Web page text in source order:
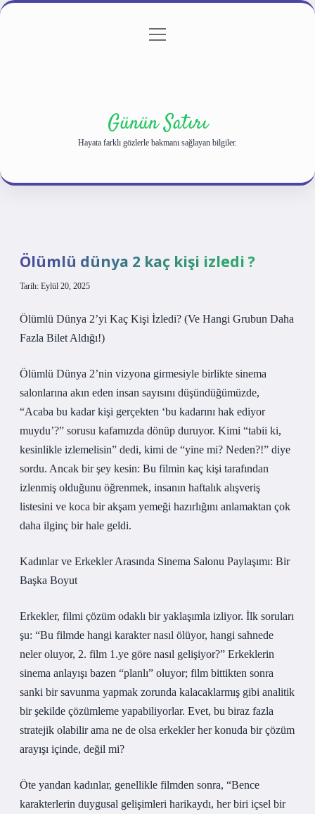
Gizlilik Politikası
menüyü
Günün Satırı
Hayata farklı gözlerle bakmanı sağlayan bilgiler.
Ölümlü dünya 2 kaç kişi izledi ?
Tarih: Eylül 20, 2025
Ölümlü Dünya 2’yi Kaç Kişi İzledi? (Ve Hangi Grubun Daha
Fazla Bilet Aldığı!)
Ölümlü Dünya 2’nin vizyona girmesiyle birlikte sinema
salonlarına akın eden insan sayısını düşündüğümüzde,
“Acaba bu kadar kişi gerçekten ‘bu kadarını hak ediyor
muydu’?” sorusu kafamızda dönüp duruyor. Kimi “tabii ki,
kesinlikle izlemelisin” dedi, kimi de “yine mi? Neden?!” diye
sordu. Ancak bir şey kesin: Bu filmin kaç kişi tarafından
izlenmiş olduğunu öğrenmek, insanın haftalık alışveriş
listesini ve koca bir akşam yemeği hazırlığını anlamaktan çok
daha ilginç bir hale geldi.
Kadınlar ve Erkekler Arasında Sinema Salonu Paylaşımı: Bir
Başka Boyut
Erkekler, filmi çözüm odaklı bir yaklaşımla izliyor. İlk soruları
şu: “Bu filmde hangi karakter nasıl ölüyor, hangi sahnede
neler oluyor, 2. film 1.ye göre nasıl gelişiyor?” Erkeklerin
sinema anlayışı bazen “planlı” oluyor; film bittikten sonra
sanki bir savunma yapmak zorunda kalacaklarmış gibi analitik
bir şekilde çözümleme yapabiliyorlar. Evet, bu biraz fazla
stratejik olabilir ama ne de olsa erkekler her konuda bir çözüm
arayışı içinde, değil mi?
Öte yandan kadınlar, genellikle filmden sonra, “Bence
karakterlerin duygusal gelişimleri harikaydı, her biri içsel bir